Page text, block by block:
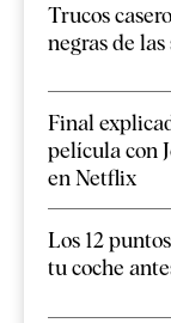
Trucos
negras de
Final
película con
en Netflix
Los 12
tu coche